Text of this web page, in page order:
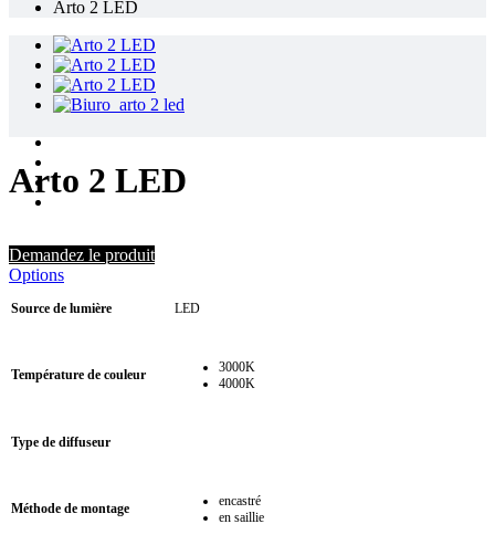
Arto 2 LED
Arto 2 LED
Demandez le produit
Options
Source de lumière LED
Température de couleur
3000K
4000K
Type de diffuseur
Méthode de montage
encastré
en saillie